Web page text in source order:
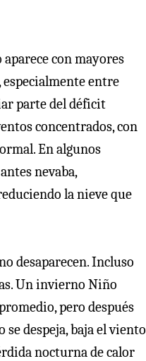
con mayores
entre
parte del déficit
concentrados, con
En algunos
nevaba,
la nieve que
desaparecen. Incluso
Un invierno Niño
pero después
se despeja, baja el viento
nocturna de calor